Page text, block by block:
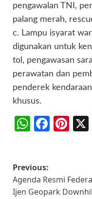
pengawalan TNI,
palang merah,
c. Lampu isyarat
digunakan untuk
tol, pengawasan
perawatan dan
penderek
khusus.
Post
navigation
Previous:
Agenda Resmi
Ijen Geopark